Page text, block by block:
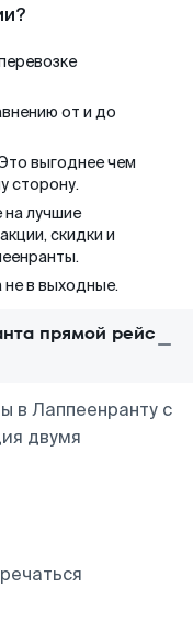
от и до
выгоднее чем
сторону.
на лучшие
скидки и
не в выходные.
прямой рейс
в Лаппеенранту с
двумя